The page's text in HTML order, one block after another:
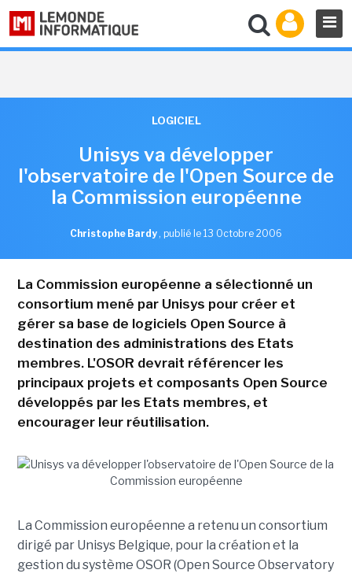
LOGICIEL
Unisys va développer
l'observatoire de l'Open Source de
la Commission européenne
Christophe Bardy , publié le 13 Octobre 2006
La Commission européenne a sélectionné un
consortium mené par Unisys pour créer et
gérer sa base de logiciels Open Source à
destination des administrations des Etats
membres. L'OSOR devrait référencer les
principaux projets et composants Open Source
développés par les Etats membres, et
encourager leur réutilisation.
La Commission européenne a retenu un consortium
dirigé par Unisys Belgique, pour la création et la
gestion du système OSOR (Open Source Observatory